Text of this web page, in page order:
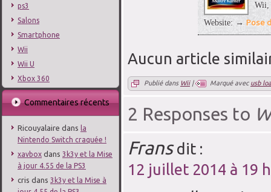
ps3
Salons
Smartphone
Wii
Wii U
Xbox 360
Commentaires récents
Ricouyalaire dans la
Nintendo Switch craquée !
xavbox dans 3k3y et la Mise
à jour 4.55 de la PS3
cris dans 3k3y et la Mise à
Wii,
Website: → Pose
Aucun article
Publié dans Wii| Marqué avec usb
2 Responses to
Frans dit :
12 juillet 2014 à 19